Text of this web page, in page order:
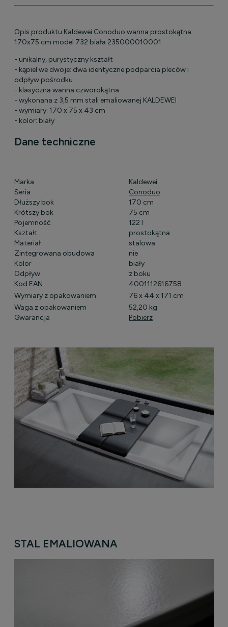
Opis produktu Kaldewei Conoduo wanna prostokątna
170x75 cm model 732 biała 235000010001
- unikalny, purystyczny kształt
- kąpiel we dwoje: dwa identyczne podparcia pleców i
odpływ pośrodku
- klasyczna wanna czworokątna
- wykonana z 3,5 mm stali emaliowanej KALDEWEI
- wymiary: 170 x 75 x 43 cm
- kolor: biały
Dane techniczne
Marka
Kaldewei
Seria
Conoduo
Dłuższy bok
170 cm
Krótszy bok
75 cm
Pojemność
122 l
Kształt
prostokątna
Materiał
stalowa
Zintegrowana obudowa
nie
Kolor
biały
Odpływ
z boku
Kod EAN
4001112616758
Wymiary z opakowaniem
76 x 44 x 171 cm
Waga z opakowaniem
52,20 kg
Gwarancja
Pobierz
STAL EMALIOWANA